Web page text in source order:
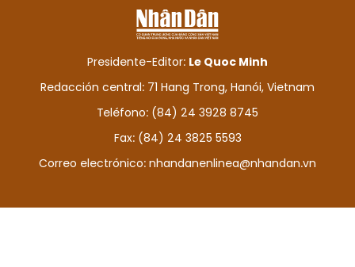
CULTURA - ENTRETENIMIENTO
INTERNACIONAL
DEPORTES
VIAJES
PUENTE DE AMISTAD
HISTORIAS MULTIMEDIA
Presidente-Editor: Le Quoc Minh
Redacción central: 71 Hang Trong, Hanói, Vietnam
Teléfono: (84) 24 3928 8745
Fax: (84) 24 3825 5593
Correo electrónico: nhandanenlinea@nhandan.vn